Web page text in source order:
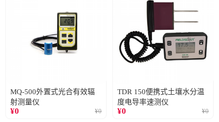
MQ-500外置式光合有效辐
射测量仪
¥0 ¥0
TDR 150便携式土壤水分温
度电导率速测仪
¥0 ¥0